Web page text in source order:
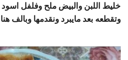
وتقطعه بعد مايبرد ونقدمها وبالف